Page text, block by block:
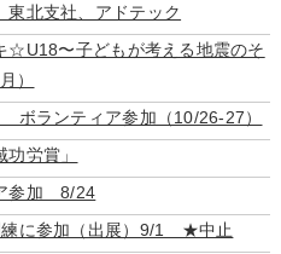
北支社、アドテック
☆U18〜子どもが考える地震のそ
）
ボランティア参加（10/26-27）
労賞」
参加 8/24
練に参加（出展）9/1 ★中止